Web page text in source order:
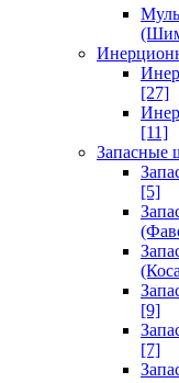
[27]
[11]
Запасные
[5]
[9]
[7]